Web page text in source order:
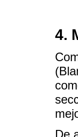
4.
De